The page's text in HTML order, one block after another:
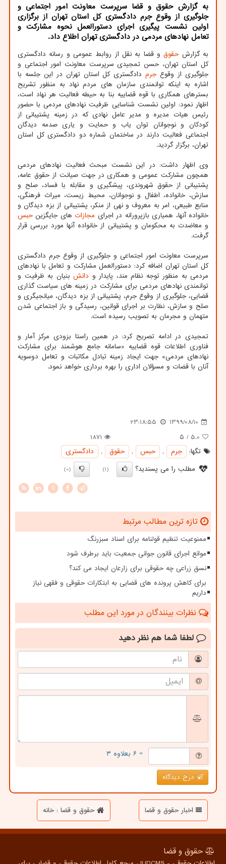
به گزارش حقوق و قضا سرپرست معاونت امور اجتماعی و
جلوگیری از وقوع جرم دادگستری كل استان تهران از برگزاری
اولین نشست پیگیری اجرای دستورالعمل نحوه مشاركت و
تعامل نهادهای مردمی در دادگستری تهران اطلاع داد.
به گزارش حقوقو قضا به نقل از روابط عمومی و رسانه دادگستری
کل استان تهران، حسن تمجیدی سرپرست معاونت امور اجتماعی و
جلوگیری از وقوع جرمدادگستری کل استان تهران در این جلسه با
اشاره به اینکه توانمندی سازمان های مردم نهاد به منظور تشریح
بسترهای همکاری با قوه قضاییه بنا به حیطه فعالیت هر نهاد است،
اظهار نمود: اولین نشست شناسایی ظرفیت نهادهای مردمی با حضور
رئیس هیات مدیره و مدیر عامل نهادی که در زمینه پشتیبانی از
کودکان و نوجوانان توان یاب و حمایت و یاری صدمه دیدگان
اجتماعی فعالیت دارند در ساختمان شماره دو دادگستری کل استان
تهران، برگزار گردید.
وی اظهار داشت: در این نشست مبحث فعالیت نهادهای مردمی
همچون مشارکت عمومی و همکاری در جهت صیانت از حقوق عامه،
پشتیبانی از حقوق شهروندی، پیشگیری و مقابله با فساد، صلح و
سازش، خانواده، اطفال و نوجوانان، محیط زیست، میراث فرهنگی،
منابع طبیعی، امر به معروف و نهی از منکر، پشتیبانی از بزه دیدگان و
خانواده آنها، همیاری بازپرورانه در اجرای مجازات های جایگزین حبس
و معاضدت به محکومان و پشتیبانی از خانواده آنها مورد بررسی قرار
گرفت.
سرپرست معاونت امور اجتماعی و جلوگیری از وقوع جرم دادگستری
کل استان تهران اضافه کرد: دستورالعمل مشارکت و تعامل با نهادهای
مردمی به منظور توجه نظام مند، پایدار و دانش بنیان به ظرفیت و
توانمندی نهادهای مردمی برای مشارکت در زمینه های سیاست گذاری
قضایی، جلوگیری از وقوع جرم، پشتیبانی از بزه دیدگان، میانجیگری و
صلح و سازش، نظارت بر اجرای قوانین، رسیدگی و باز اجتماعی شدن
متهمان و مجرمان به تصویب رسیده است.
تمجیدی در ادامه تصریح کرد: در همین راستا بزودی مرکز آمار و
فناوری اطلاعات قوه قضاییه «سامانه جامع هوشمند برای مشارکت
نهادهای مردمی» جهت ایجاد زمینه تبادل مکاتبات و تعامل دوسویه
آنان با قضات و مسؤلان اداری را بهره برداری خواهد نمود.
1399/08/10
23:18:55
5.0 / ۵
1871
تگها:
جرم , حبس , حقوق ,
دادگستری
مطلب را می پسندید؟
(1)
(0)
X
تازه ترین مطالب مرتبط
ممنوعیت تنظیم قولنامه برای اسناد سبزرنگ
موانع اجرای قانون جوانی جمعیت باید برطرف شود
نسق زراعی چه حقوقی برای زارعان ایجاد می کند؟
برای کاهش پرونده های قضایی به ابتکارات حقوقی و فقهی نیاز
داریم
نظرات بینندگان در مورد این مطلب
لطفا شما هم نظر دهید
= ۶ بعلاوه ۳
درج دیدگاه
اخبار حقوق و قضا حقوق و قضا : خانه
حقوق و قضا